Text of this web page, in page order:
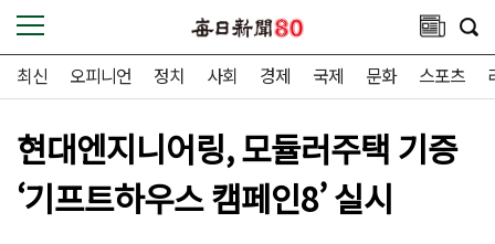
최신 오피니언 정치 사회 경제 국제 문화 스포츠
현대엔지니어링, 모듈러주택 기증
‘기프트하우스 캠페인8’ 실시